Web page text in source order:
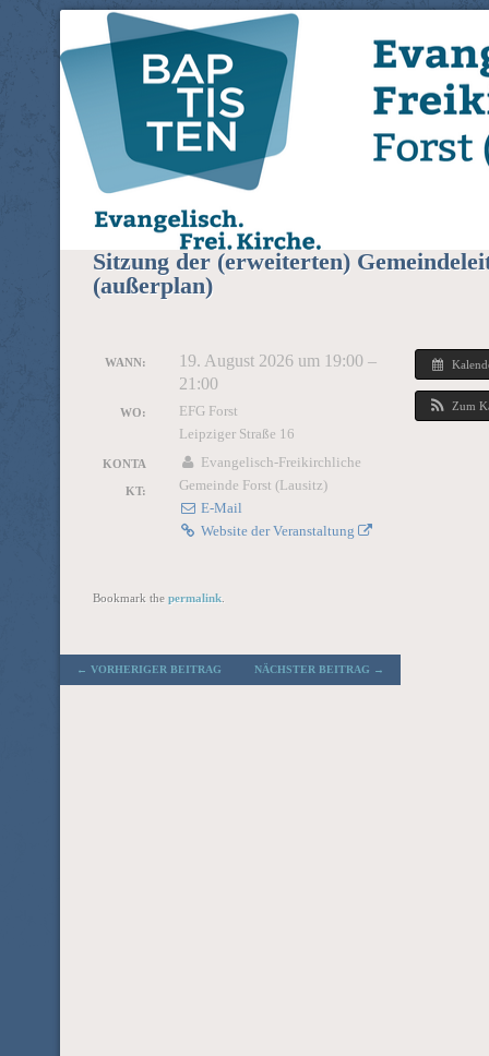
Evangelisch-Freikirchliche
(Lausitz)
EFG Forst (Lausitz)
Sitzung der (erweiterten)
(außerplan)
Zum
WANN:
19. August 2026 um 19:00 –
21:00
WO:
EFG Forst
Leipziger Straße 16
KONTA
KT:
Evangelisch-Freikirchliche
Gemeinde Forst (Lausitz)
E-Mail
Website der Veranstaltung
Bookmark the permalink
POST NAVIGATION
← VORHERIGER BEITRAG NÄCHSTER BEITRAG →